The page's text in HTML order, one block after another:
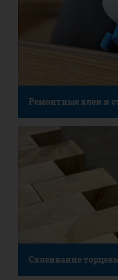
Ремонтные клеи и
Склеивание